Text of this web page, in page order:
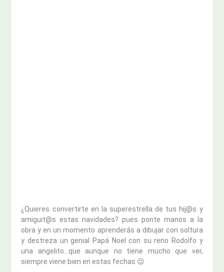
¿Quieres convertirte en la superestrella de tus hij@s y
amiguit@s estas navidades? pues ponte manos a la
obra y en un momento aprenderás a dibujar con soltura
y destreza un genial Papá Noel con su reno Rodolfo y
una angelito…que aunque no tiene mucho que ver,
siempre viene bien en estas fechas 😉